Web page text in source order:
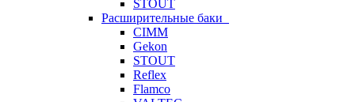
STOUT
Расширительные баки
CIMM
Gekon
STOUT
Reflex
Flamco